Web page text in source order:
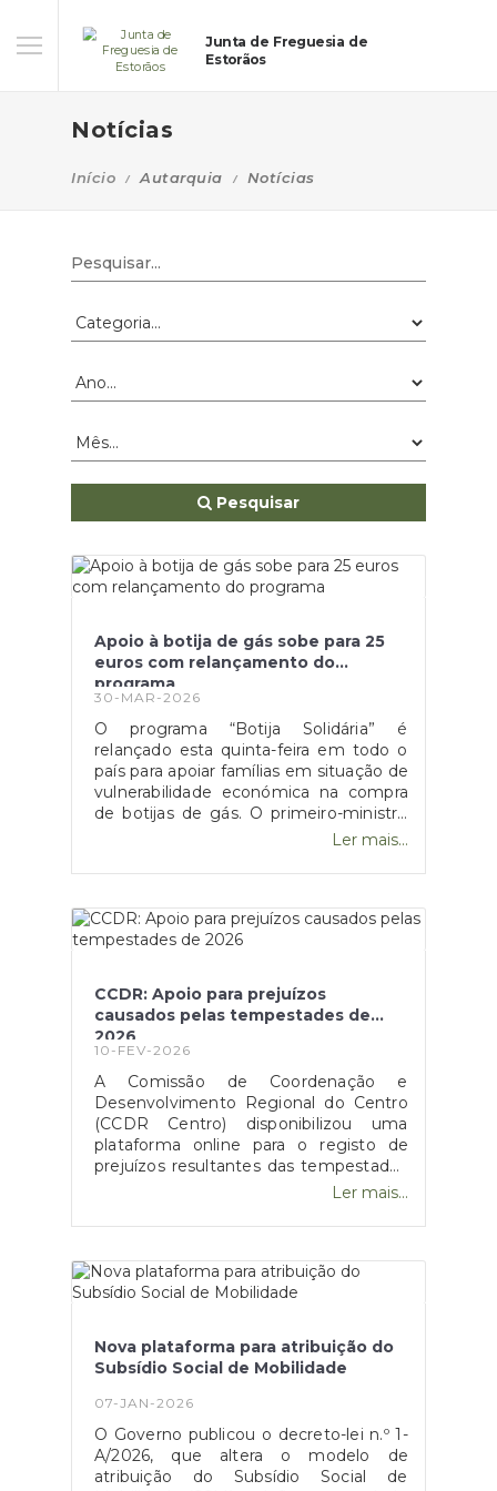
Junta de Freguesia de
Estorãos
Notícias
Início Autarquia Notícias
Pesquisar
Apoio à botija de gás sobe para 25
euros com relançamento do
programa
30-MAR-2026
O programa “Botija Solidária” é
relançado esta quinta-feira em todo o
país para apoiar famílias em situação de
vulnerabilidade económica na compra
de botijas de gás. O primeiro-ministro
Luís Montenegro anunciou o aumento
durante os próximos três meses,
da guerra no Médio Oriente.
Ler mais...
CCDR: Apoio para prejuízos
causados pelas tempestades de
2026
10-FEV-2026
A Comissão de Coordenação e
Desenvolvimento Regional do Centro
(CCDR Centro) disponibilizou uma
plataforma online para o registo de
prejuízos resultantes das tempestades
de 2026 que afetaram vários concelhos
cidadãos, empresas, agricultores e
danos em habitações, atividades
económicas, explorações agrícolas e
acesso a apoios técnicos e
financeiros.O registo dos prejuízos é
um passo essencial para a avaliação
dos danos e para a ativação dos
plataforma pode ser consultada no site
oficial da CCDR Centro.Esta
candidatura está disponível no site da
Ler mais...
Nova plataforma para atribuição do
Subsídio Social de Mobilidade
07-JAN-2026
O Governo publicou o decreto-lei n.º 1-
A/2026, que altera o modelo de
atribuição do Subsídio Social de